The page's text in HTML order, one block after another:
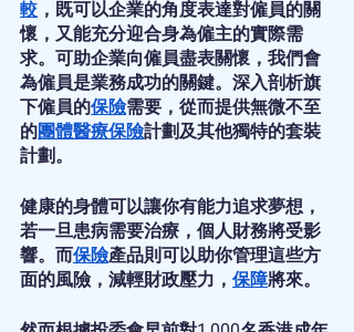
較 ，既可以企業的角度表達對僱員的關
懷，又能充分迎合身為僱主的實際需
求。可助企業向僱員盡表關懷，我們會
為僱員是業務成功的關鍵。深入剖析旗
下僱員的保險需要，從而提供無微不至
的團體醫療保險計劃及其他獨特的套裝
計劃。
健康的身體可以讓你有能力追求夢想，
若一旦患病需要治療，個人財務將受影
響。而保險產品則可以助你管理這些方
面的風險，減輕財政壓力， 保障將來。